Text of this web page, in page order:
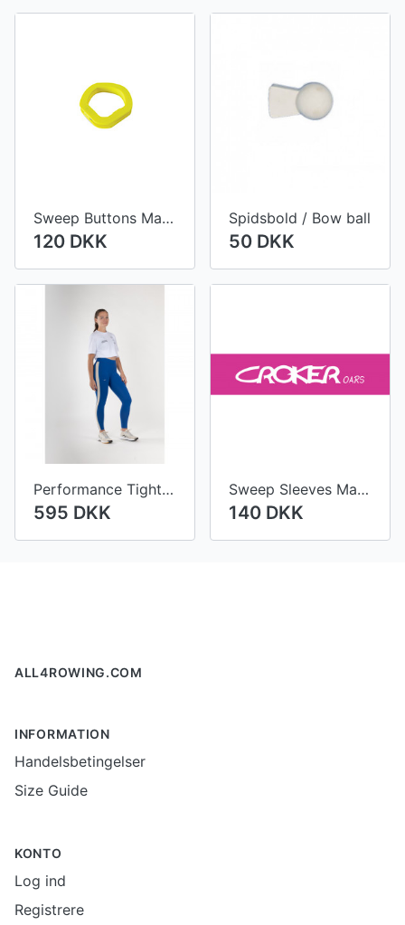
Sweep Buttons Mark 3 Asymmentric (MK3)
120 DKK
Spidsbold / Bow ball
50 DKK
Performance Tights Indigo Stripe Women
595 DKK
Sweep Sleeves Mark 1 Symmetrical (MK1)
140 DKK
ALL4ROWING.COM
INFORMATION
Handelsbetingelser
Size Guide
KONTO
Log ind
Registrere